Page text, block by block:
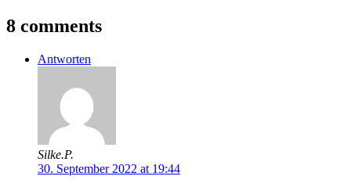
8 comments
Antworten
Silke.P.
30. September 2022 at 19:44